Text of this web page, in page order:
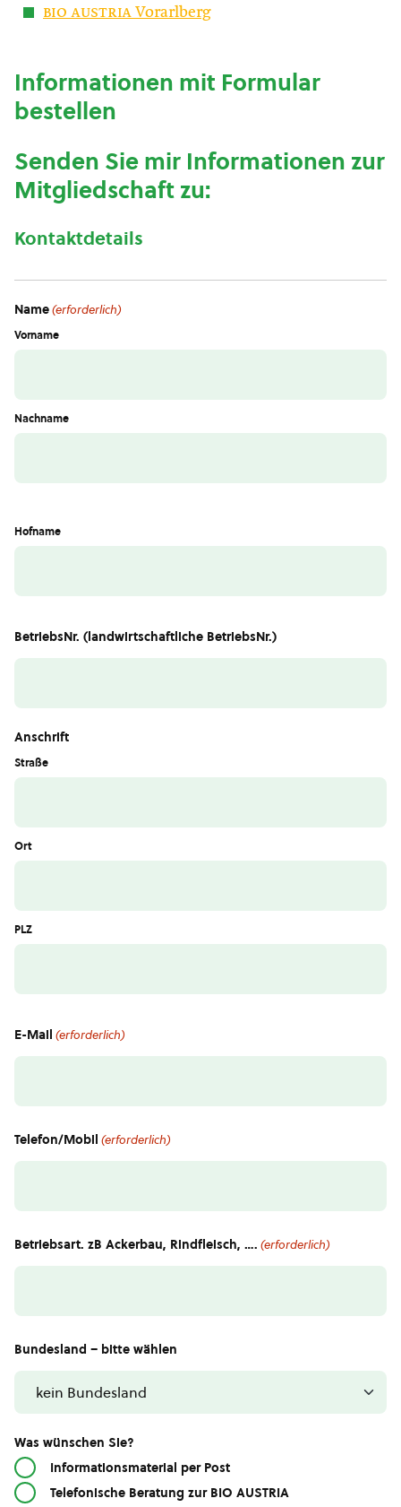
bio austria Vorarlberg
Informationen mit Formular
bestellen
Senden Sie mir Informationen zur
Mitgliedschaft zu:
Kontaktdetails
Name(erforderlich)
Vorname
Nachname
Hofname
BetriebsNr. (landwirtschaftliche BetriebsNr.)
Anschrift
Straße
Ort
PLZ
E-Mail (erforderlich)
Telefon/Mobil (erforderlich)
Betriebsart. zB Ackerbau, Rindfleisch, …. (erforderlich)
Bundesland – bitte wählen
Was wünschen Sie?
Informationsmaterial per Post
Telefonische Beratung zur BIO AUSTRIA